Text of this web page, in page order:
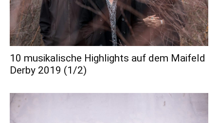
10 musikalische Highlights auf dem Maifeld
Derby 2019 (1/2)